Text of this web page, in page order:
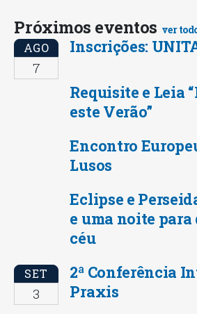
Próximos eventos ver
AGO
7
Inscrições:
Requisite e Leia
este Verão”
Encontro
Lusos
Eclipse e
e uma noite para
céu
SET
3
2ª Conferência
Praxis